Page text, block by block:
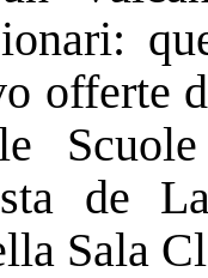
offerte
de
Sala